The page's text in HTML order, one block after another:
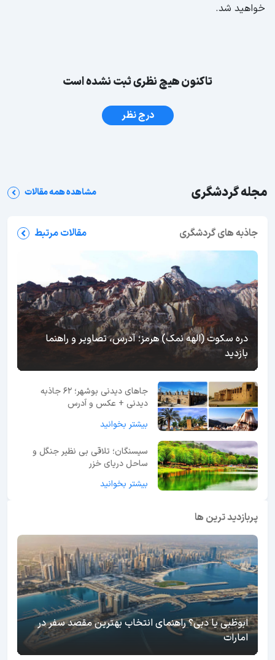
خواهید شد.
تاکنون هیچ نظری ثبت نشده است
درج نظر
مجله گردشگری مشاهده همه مقالات
جاذبه های گردشگری مقالات مرتبط
دره سکوت (الهه نمک) هرمز؛ آدرس، تصاویر و راهنما
بازدید
جاهای دیدنی بوشهر؛ 62 جاذبه
دیدنی + عکس و آدرس
بیشتر بخوانید
سیسنگان؛ تلاقی بی نظیر جنگل و
ساحل دریای خزر
بیشتر بخوانید
پربازدید ترین ها
ابوظبی یا دبی؟ راهنمای انتخاب بهترین مقصد سفر در
امارات